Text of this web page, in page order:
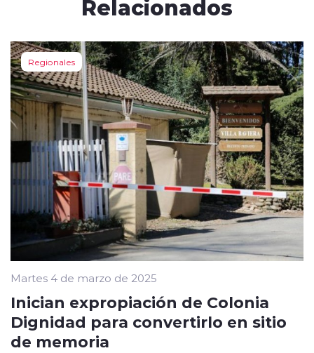
Relacionados
Regionales
Martes 4 de marzo de 2025
Inician expropiación de Colonia
Dignidad para convertirlo en sitio
de memoria